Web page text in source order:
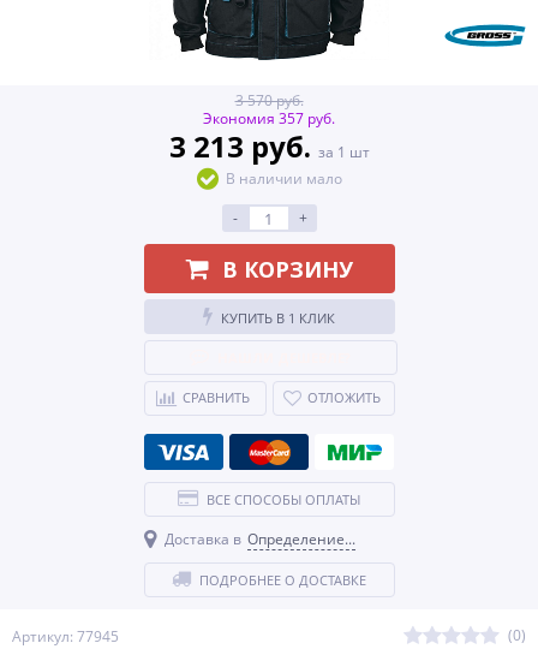
Артикул: 77945 (0)
3 570 руб.
Экономия 357 руб.
3 213 руб. за 1 шт
В наличии мало
-
+
В КОРЗИНУ
КУПИТЬ В 1 КЛИК
СРАВНИТЬ ОТЛОЖИТЬ
ВСЕ СПОСОБЫ ОПЛАТЫ
Доставка в Определение...
ПОДРОБНЕЕ О ДОСТАВКЕ